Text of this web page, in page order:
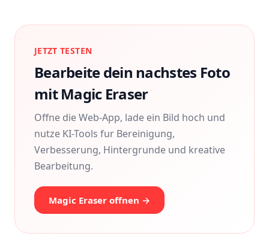
JETZT TESTEN
Bearbeite dein nachstes Foto
mit Magic Eraser
Offne die Web-App, lade ein Bild hoch und
nutze KI-Tools fur Bereinigung,
Verbesserung, Hintergrunde und kreative
Bearbeitung.
Magic Eraser offnen →